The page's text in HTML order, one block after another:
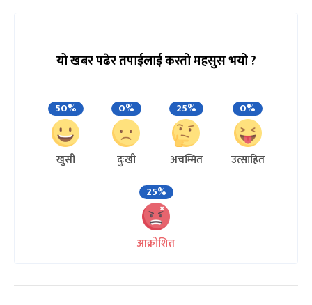
यो खबर पढेर तपाईलाई कस्तो महसुस भयो ?
50%
खुसी
0%
दुःखी
25%
अचम्मित
0%
उत्साहित
25%
आक्रोशित